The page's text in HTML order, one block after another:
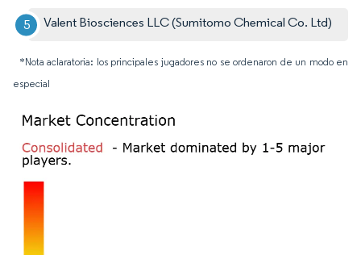
Valent Biosciences LLC (Sumitomo Chemical Co. Ltd)
*Nota aclaratoria: los principales jugadores no se ordenaron de un modo en
especial